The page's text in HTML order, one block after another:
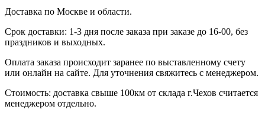
Доставка по Москве и области.
Срок доставки: 1-3 дня после заказа при заказе до 16-00, без
праздников и выходных.
Оплата заказа происходит заранее по выставленному счету
или онлайн на сайте. Для уточнения свяжитесь с менеджером.
Стоимость: доставка свыше 100км от склада г.Чехов считается
менеджером отдельно.